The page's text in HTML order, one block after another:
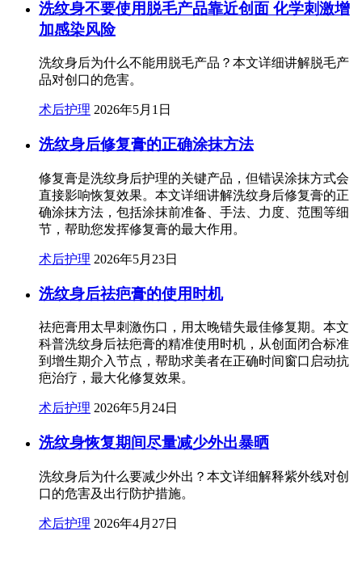
洗纹身不要使用脱毛产品靠近创面 化学刺激增
加感染风险
洗纹身后为什么不能用脱毛产品？本文详细讲解脱毛产
品对创口的危害。
术后护理 2026年5月1日
洗纹身后修复膏的正确涂抹方法
修复膏是洗纹身后护理的关键产品，但错误涂抹方式会
直接影响恢复效果。本文详细讲解洗纹身后修复膏的正
确涂抹方法，包括涂抹前准备、手法、力度、范围等细
节，帮助您发挥修复膏的最大作用。
术后护理 2026年5月23日
洗纹身后祛疤膏的使用时机
祛疤膏用太早刺激伤口，用太晚错失最佳修复期。本文
科普洗纹身后祛疤膏的精准使用时机，从创面闭合标准
到增生期介入节点，帮助求美者在正确时间窗口启动抗
疤治疗，最大化修复效果。
术后护理 2026年5月24日
洗纹身恢复期间尽量减少外出暴晒
洗纹身后为什么要减少外出？本文详细解释紫外线对创
口的危害及出行防护措施。
术后护理 2026年4月27日